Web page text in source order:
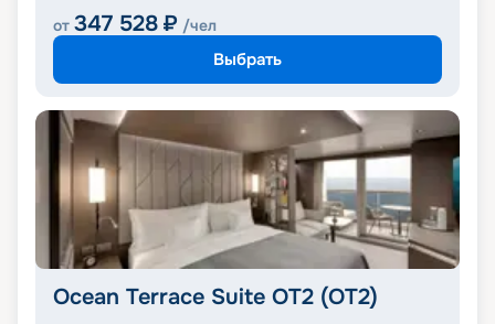
от 347 528 ₽ /чел
Выбрать
Ocean Terrace Suite OT2 (OT2)